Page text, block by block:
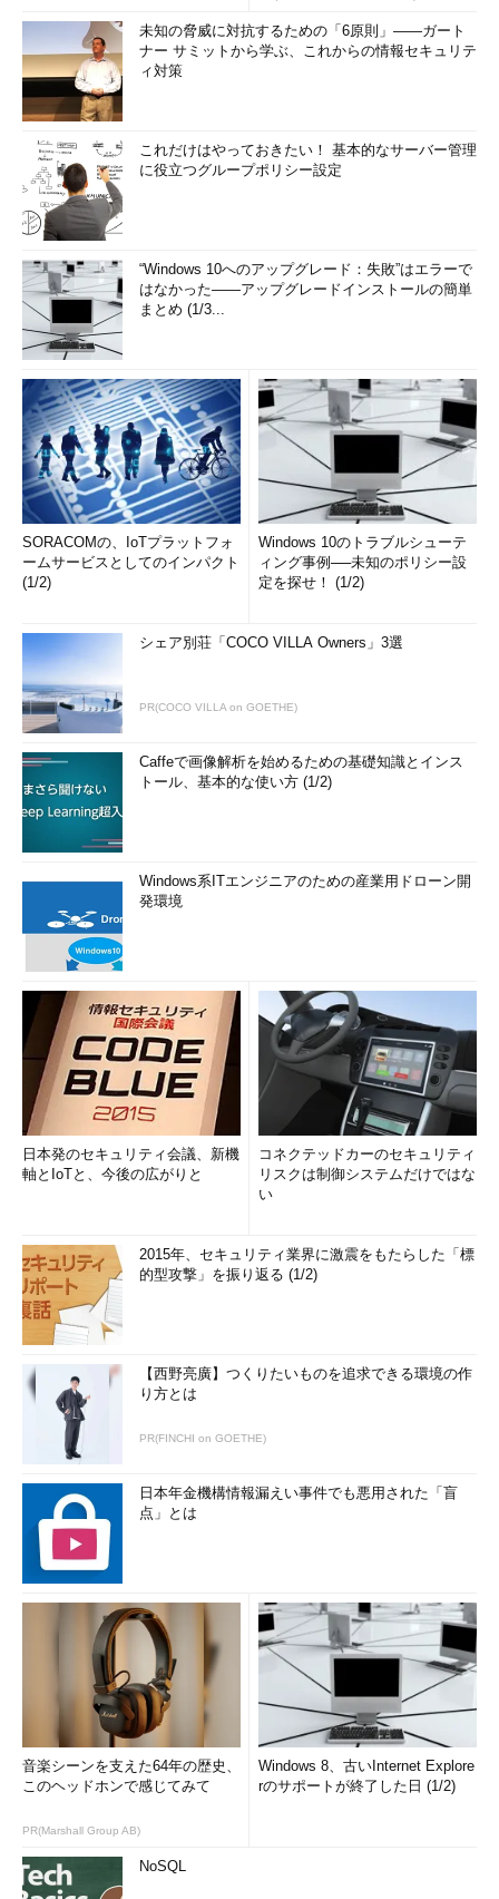
未知の脅威に対抗するための「6原則」――ガート
ナー サミットから学ぶ、これからの情報セキュリテ
ィ対策
これだけはやっておきたい！ 基本的なサーバー管理
に役立つグループポリシー設定
“Windows 10へのアップグレード：失敗”はエラーで
はなかった――アップグレードインストールの簡単
まとめ (1/3...
SORACOMの、IoTプラットフォ
ームサービスとしてのインパクト
(1/2)
Windows 10のトラブルシューテ
ィング事例──未知のポリシー設
定を探せ！ (1/2)
シェア別荘「COCO VILLA Owners」3選
PR(COCO VILLA on GOETHE)
Caffeで画像解析を始めるための基礎知識とインス
トール、基本的な使い方 (1/2)
Windows系ITエンジニアのための産業用ドローン開
発環境
日本発のセキュリティ会議、新機
軸とIoTと、今後の広がりと
コネクテッドカーのセキュリティ
リスクは制御システムだけではな
い
2015年、セキュリティ業界に激震をもたらした「標
的型攻撃」を振り返る (1/2)
【西野亮廣】つくりたいものを追求できる環境の作
り方とは
PR(FINCHI on GOETHE)
日本年金機構情報漏えい事件でも悪用された「盲
点」とは
音楽シーンを支えた64年の歴史、
このヘッドホンで感じてみて
PR(Marshall Group AB)
Windows 8、古いInternet Explore
rのサポートが終了した日 (1/2)
NoSQL